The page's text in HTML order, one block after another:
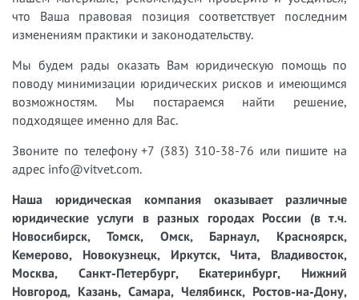
что Ваша правовая позиция соответствует последним
изменениям практики и законодательству.
Мы будем рады оказать Вам юридическую помощь по
поводу минимизации юридических рисков и имеющимся
возможностям. Мы постараемся найти решение,
подходящее именно для Вас.
Звоните по телефону +7 (383) 310-38-76 или пишите на
адрес info@vitvet.com.
Наша юридическая компания оказывает различные
юридические услуги в разных городах России (в т.ч.
Новосибирск, Томск, Омск, Барнаул, Красноярск,
Кемерово, Новокузнецк, Иркутск, Чита, Владивосток,
Москва, Санкт-Петербург, Екатеринбург, Нижний
Новгород, Казань, Самара, Челябинск, Ростов-на-Дону,